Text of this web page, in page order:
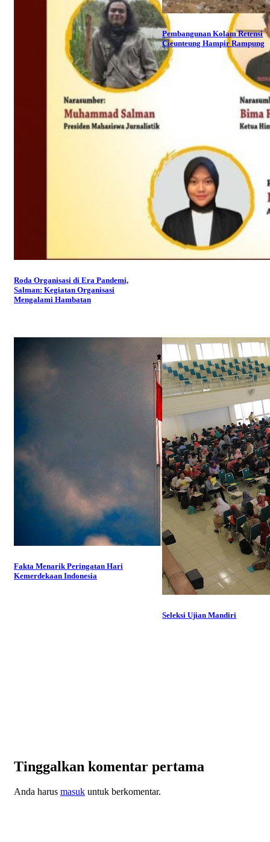
Roda Organisasi di Era Pandemi,
Salman: Kegiatan Organisasi
Mengalami Hambatan
Pembangunan Kolam Retensi
Cieunteung Hampir Rampung
Fakta Menarik Peringatan Hari
Kemerdekaan Indonesia
Seleksi Ujian Mandiri
Tinggalkan komentar pertama
Anda harus masuk untuk berkomentar.